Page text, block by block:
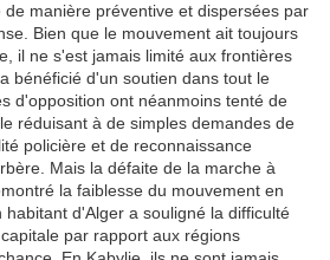
manière préventive et dispersées par
Bien que le mouvement ait toujours
il ne s'est jamais limité aux frontières
bénéficié d'un soutien dans tout le
d'opposition ont néanmoins tenté de
réduisant à de simples demandes de
policière et de reconnaissance
Mais la défaite de la marche à
la faiblesse du mouvement en
habitant d'Alger a souligné la difficulté
par rapport aux régions